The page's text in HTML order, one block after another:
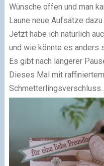
Wünsche offen und man
Laune neue Aufsätze
Jetzt habe ich natürlich
und wie könnte es anders
Es gibt nach längerer
Dieses Mal mit raffiniertem